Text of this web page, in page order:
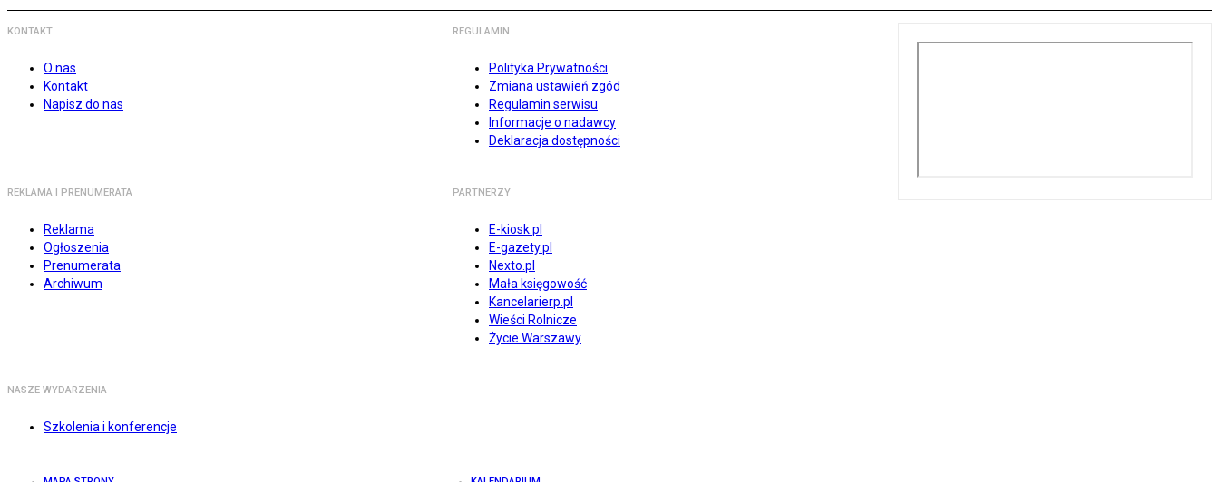
KONTAKT
O nas
Kontakt
Napisz do nas
REGULAMIN
Polityka Prywatności
Zmiana ustawień zgód
Regulamin serwisu
Informacje o nadawcy
Deklaracja dostępności
REKLAMA I PRENUMERATA
Reklama
Ogłoszenia
Prenumerata
Archiwum
PARTNERZY
E-kiosk.pl
E-gazety.pl
Nexto.pl
Mała księgowość
Kancelarierp.pl
Wieści Rolnicze
Życie Warszawy
NASZE WYDARZENIA
Szkolenia i konferencje